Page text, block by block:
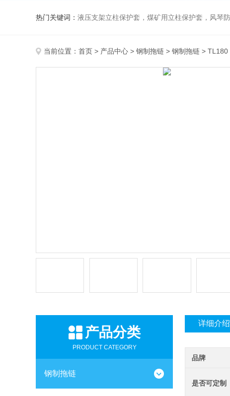
热门关键词： 液压支架立柱保护套，煤矿用立柱保护套，风琴
当前位置： 首页 > 产品中心 > 钢制拖链 > 钢制拖链 > TL180
产品分类
PRODUCT CATEGORY
钢制拖链
详细介绍
品牌
是否可定制